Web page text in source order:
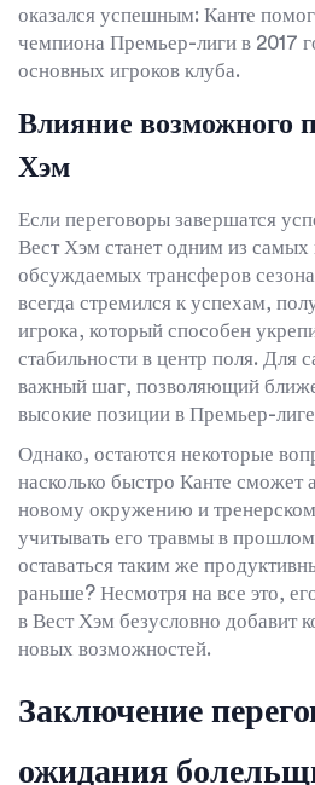
оказался успешным: Канте помог
чемпиона Премьер-лиги в 2017
основных игроков клуба.
Влияние возможного
Хэм
Если переговоры завершатся
Вест Хэм станет одним из самых
обсуждаемых трансферов
всегда стремился к успехам,
игрока, который способен
стабильности в центр поля. Для
важный шаг, позволяющий
высокие позиции в Премьер-
Однако, остаются некоторые
насколько быстро Канте сможет
новому окружению и
учитывать его травмы в
оставаться таким же
раньше? Несмотря на все это,
в Вест Хэм безусловно добавит
новых возможностей.
Заключение
ожидания